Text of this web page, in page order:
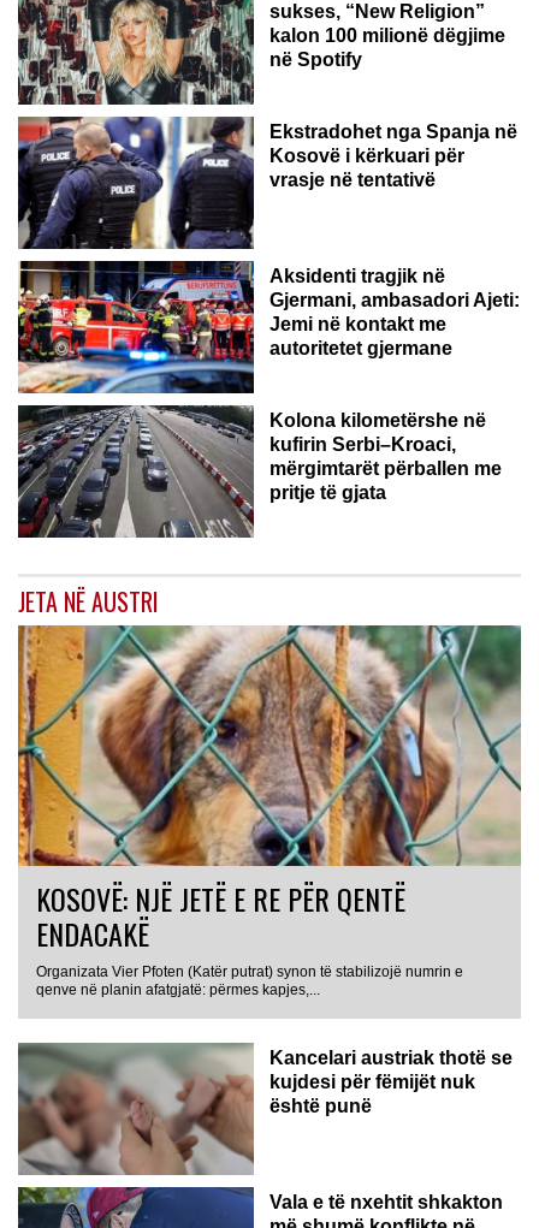
sukses, “New Religion”
kalon 100 milionë dëgjime
në Spotify
Ekstradohet nga Spanja në
Kosovë i kërkuari për
vrasje në tentativë
GJERMANI
Aksidenti tragjik në
Gjermani, ambasadori Ajeti:
Jemi në kontakt me
autoritetet gjermane
Kolona kilometërshe në
kufirin Serbi–Kroaci,
mërgimtarët përballen me
pritje të gjata
JETA NË AUSTRI
KOSOVË: NJË JETË E RE PËR QENTË
ENDACAKË
Organizata Vier Pfoten (Katër putrat) synon të stabilizojë numrin e
qenve në planin afatgjatë: përmes kapjes,...
Kancelari austriak thotë se
kujdesi për fëmijët nuk
është punë
Vala e të nxehtit shkakton